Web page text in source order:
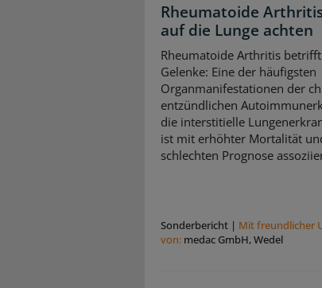
Rheumatoide
auf die Lunge achten
Rheumatoide Arthritis
Gelenke: Eine der häufigsten
Organmanifestationen der
entzündlichen
die interstitielle
ist mit erhöhter Mortalität
schlechten Prognose
Sonderbericht | Mit freundlicher
von: medac GmbH, Wedel